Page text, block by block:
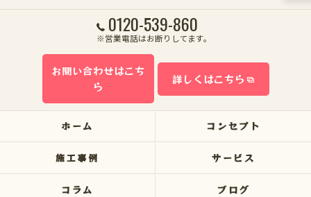
0120-539-860
※営業電話はお断りしてます。
お問い合わせはこち
ら
詳しくはこちら
ホーム コンセプト
施工事例 サービス
コラム ブログ